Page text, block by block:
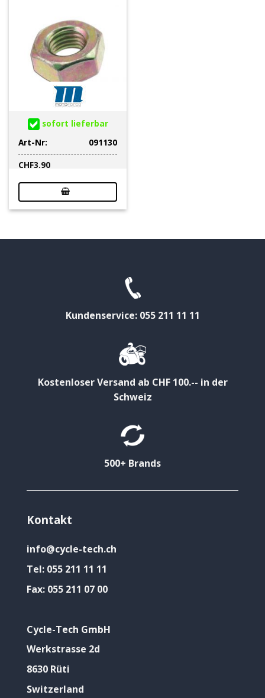
sofort lieferbar
Art-Nr:
091130
CHF3.90
Kundenservice: 055 211 11 11
Kostenloser Versand ab CHF 100.-- in der
Schweiz
500+ Brands
Kontakt
info@cycle-tech.ch
Tel: 055 211 11 11
Fax: 055 211 07 00
Cycle-Tech GmbH
Werkstrasse 2d
8630 Rüti
Switzerland